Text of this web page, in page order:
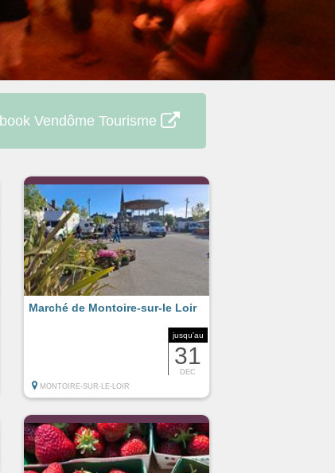
Vendôme Tourisme
jusqu'au
31
DEC
Marché de Montoire-sur-le Loir
MONTOIRE-SUR-LE-LOIR